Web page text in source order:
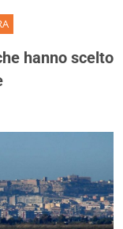
hanno scelto